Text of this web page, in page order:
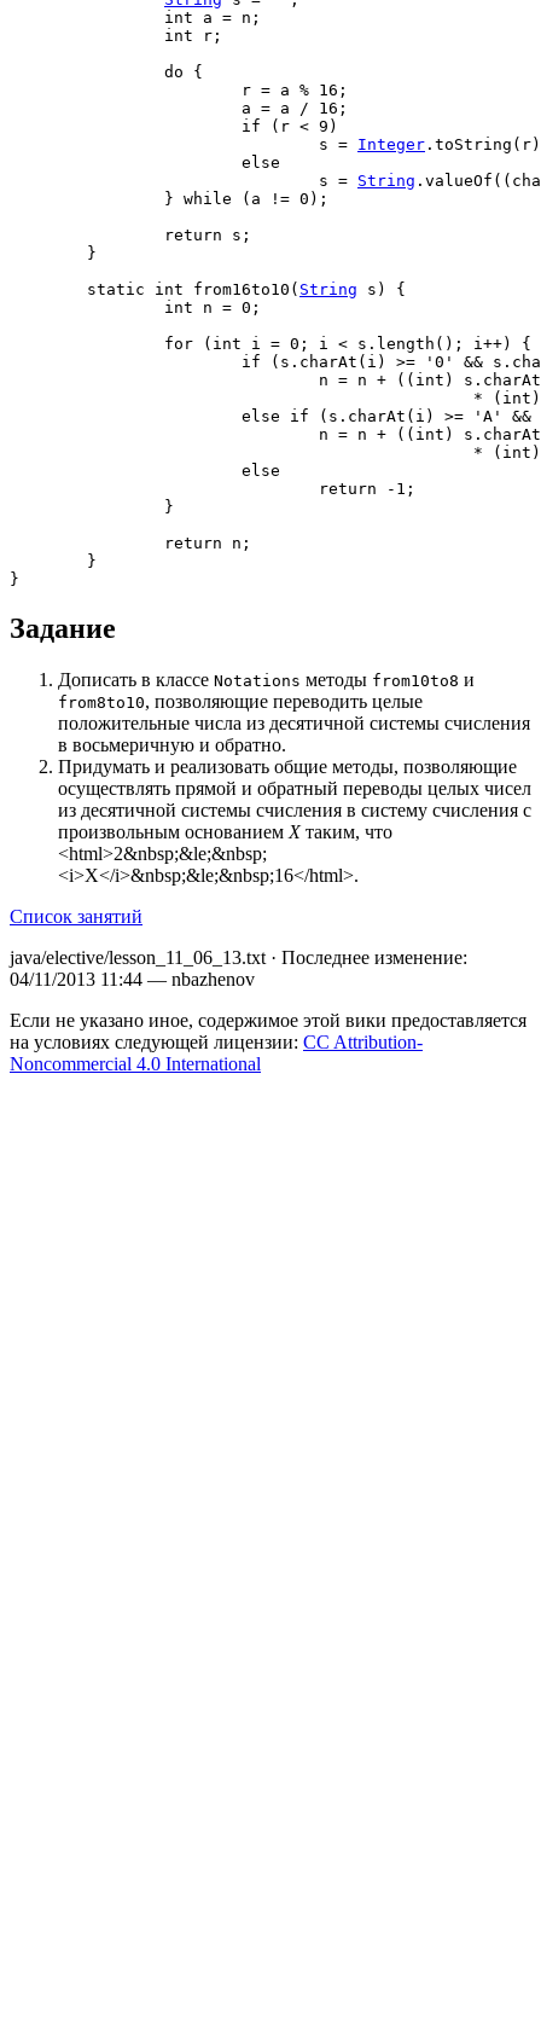
int a = n ;
int r ;
do
{
			r
= a % 16 ;
			a
= a / 16 ;
if
( r < 9 )
				s
= Integer . toString ( r)
else
				s
= String . valueOf ( (
} while ( a != 0 ) ;
return s ;
}
static
int from16to10 ( String s )
{
int n = 0 ;
for
( int i = 0 ; i < s. length ( ) ; i++)
{
if
( s. charAt ( i ) >= '0' && s.
				n
= n + ( ( int ) s. charAt
*
( int )
else
if ( s. charAt ( i ) >= 'A' &&
				n
= n + ( ( int ) s. charAt
*
( int )
else
return
- 1 ;
}
return n ;
}
}
Задание
Дописать в классе Notations методы from10to8 и
from8to10, позволяющие переводить целые
положительные числа из десятичной системы счисления
в восьмеричную и обратно.
Придумать и реализовать общие методы, позволяющие
осуществлять прямой и обратный переводы целых чисел
из десятичной системы счисления в систему счисления с
произвольным основанием Xтаким, что
<html>2&nbsp;&le;&nbsp;
<i>X</i>&nbsp;&le;&nbsp;16</html>.
Список занятий
java/elective/lesson_11_06_13.txt · Последнее изменение:
04/11/2013 11:44 — nbazhenov
Если не указано иное, содержимое этой вики предоставляется
на условиях следующей лицензии: CC Attribution-
Noncommercial 4.0 International